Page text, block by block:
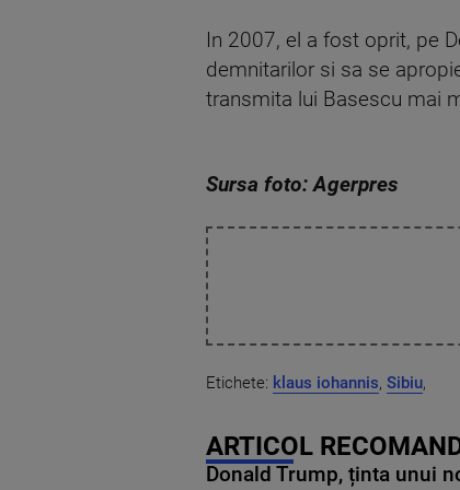
In 2007, el a fost oprit, pe
demnitarilor si sa se
transmita lui Basescu mai
Sursa foto: Agerpres
Etichete: klaus iohannis, Sibiu,
ARTICOL
Donald Trump, ținta unui